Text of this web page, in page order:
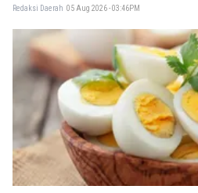
Redaksi Daerah 05 Aug 2026 - 03:46PM